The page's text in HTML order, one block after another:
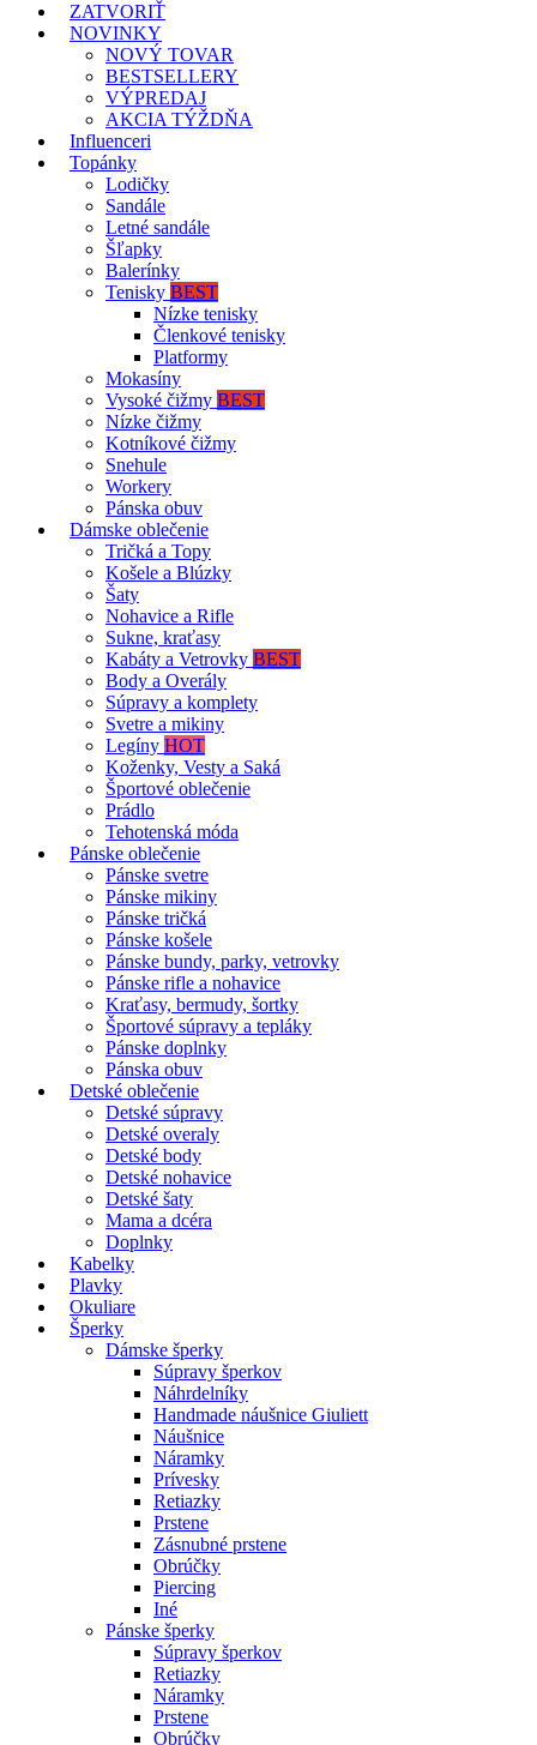
ZATVORIŤ
NOVINKY
NOVÝ TOVAR
BESTSELLERY
VÝPREDAJ
AKCIA TÝŽDŇA
Influenceri
Topánky
Lodičky
Sandále
Letné sandále
Šľapky
Balerínky
Tenisky BEST
Nízke tenisky
Členkové tenisky
Platformy
Mokasíny
Vysoké čižmy BEST
Nízke čižmy
Kotníkové čižmy
Snehule
Workery
Pánska obuv
Dámske oblečenie
Tričká a Topy
Košele a Blúzky
Šaty
Nohavice a Rifle
Sukne, kraťasy
Kabáty a Vetrovky BEST
Body a Overály
Súpravy a komplety
Svetre a mikiny
Legíny HOT
Koženky, Vesty a Saká
Športové oblečenie
Prádlo
Tehotenská móda
Pánske oblečenie
Pánske svetre
Pánske mikiny
Pánske tričká
Pánske košele
Pánske bundy, parky, vetrovky
Pánske rifle a nohavice
Kraťasy, bermudy, šortky
Športové súpravy a tepláky
Pánske doplnky
Pánska obuv
Detské oblečenie
Detské súpravy
Detské overaly
Detské body
Detské nohavice
Detské šaty
Mama a dcéra
Doplnky
Kabelky
Plavky
Okuliare
Šperky
Dámske šperky
Súpravy šperkov
Náhrdelníky
Handmade náušnice Giuliett
Náušnice
Náramky
Prívesky
Retiazky
Prstene
Zásnubné prstene
Obrúčky
Piercing
Iné
Pánske šperky
Súpravy šperkov
Retiazky
Náramky
Prstene
Obrúčky